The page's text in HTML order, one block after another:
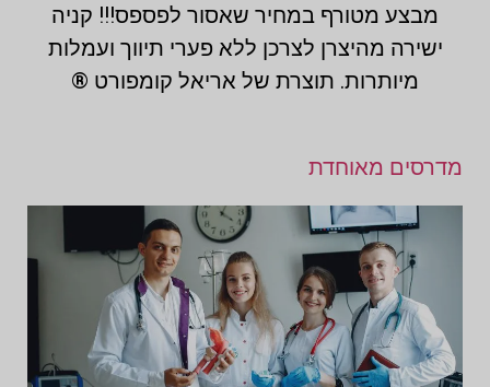
מבצע מטורף במחיר שאסור לפספס!!! קניה
ישירה מהיצרן לצרכן ללא פערי תיווך ועמלות
מיותרות. תוצרת של אריאל קומפורט ®
מדרסים מאוחדת